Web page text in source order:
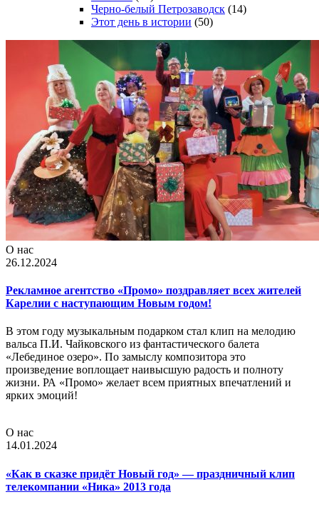
Черно-белый Петрозаводск (14)
Этот день в истории (50)
О нас
26.12.2024
Рекламное агентство «Промо» поздравляет всех жителей
Карелии с наступающим Новым годом!
В этом году музыкальным подарком стал клип на мелодию
вальса П.И. Чайковского из фантастического балета
«Лебединое озеро». По замыслу композитора это
произведение воплощает наивысшую радость и полноту
жизни. РА «Промо» желает всем приятных впечатлений и
ярких эмоций!
О нас
14.01.2024
«Как в сказке придёт Новый год» — праздничный клип
телекомпании «Ника» 2013 года